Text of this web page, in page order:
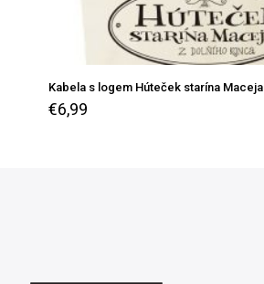
Kabela s logem Húteček starína Maceja
€6,99